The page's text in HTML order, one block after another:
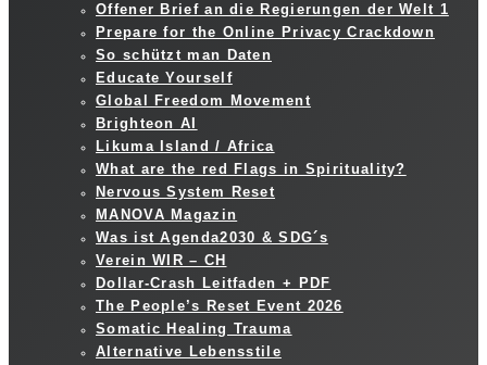
Offener Brief an die Regierungen der Welt 1
Prepare for the Online Privacy Crackdown
So schützt man Daten
Educate Yourself
Global Freedom Movement
Brighteon AI
Likuma Island / Africa
What are the red Flags in Spirituality?
Nervous System Reset
MANOVA Magazin
Was ist Agenda2030 & SDG´s
Verein WIR – CH
Dollar-Crash Leitfaden + PDF
The People’s Reset Event 2026
Somatic Healing Trauma
Alternative Lebensstile